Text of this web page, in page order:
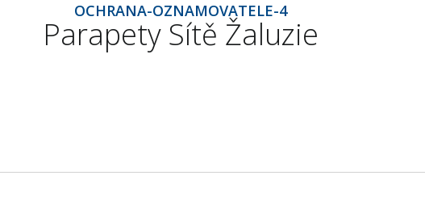
OCHRANA-OZNAMOVATELE-4
Parapety Sítě Žaluzie